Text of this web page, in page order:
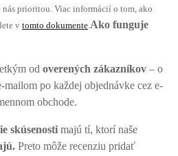
prioritou. Viac informácií o tom, ako
v tomto dokumente.Ako funguje
od overených zákazníkov – o
mailom po každej objednávke cez e-
obchode.
skúsenosti majú tí, ktorí naše
Preto môže recenziu pridať